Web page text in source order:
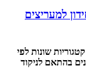
יום הולדת 30 עם חידון למעריצים
שונות לפי
בהתאם לניקוד